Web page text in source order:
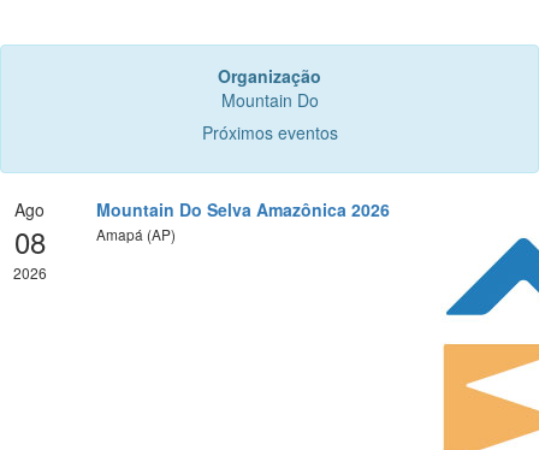
Organização
Mountain Do
Próximos eventos
Ago
08
2026
Mountain Do Selva Amazônica 2026
Amapá (AP)